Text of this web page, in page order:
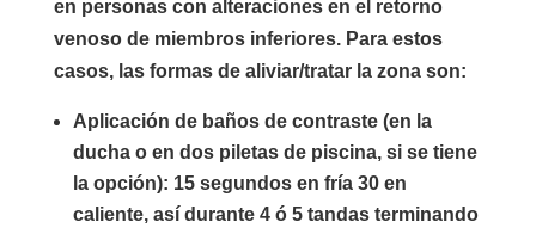
en personas con alteraciones en el retorno
venoso de miembros inferiores. Para estos
casos, las formas de aliviar/tratar la zona son:
Aplicación de baños de contraste (en la
ducha o en dos piletas de piscina, si se tiene
la opción): 15 segundos en fría 30 en
caliente, así durante 4 ó 5 tandas terminando